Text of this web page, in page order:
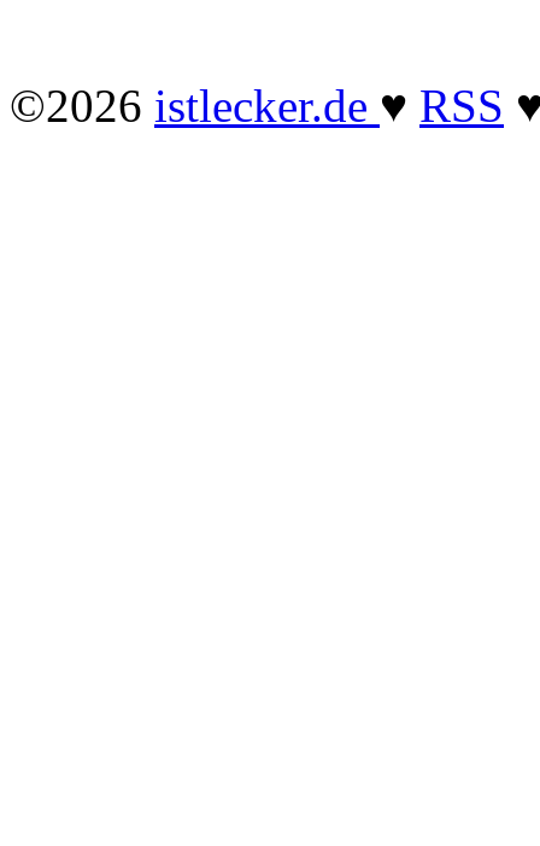
©2026 istlecker.de ♥ RSS